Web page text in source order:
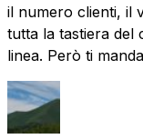
il numero clienti, il
tutta la tastiera del
linea. Però ti